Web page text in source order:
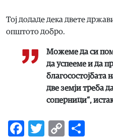
Тој додаде дека двете
општото добро.
Можеме да си
да успееме и да
благосостојбата
две земји треба
соперници“,
Facebook
Twitter
Copy